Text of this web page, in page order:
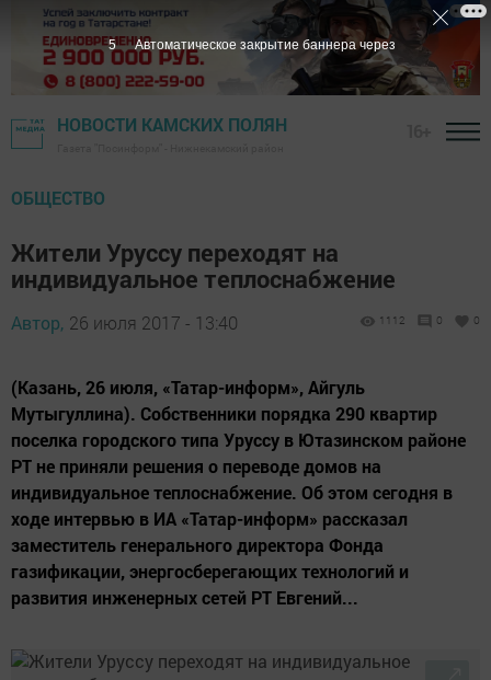
НОВОСТИ КАМСКИХ ПОЛЯН
ОБЩЕСТВО
Жители Уруссу переходят на
индивидуальное теплоснабжение
Автор, 26 июля 2017 - 13:40 1112 0 0
(Казань, 26 июля, «Татар-информ», Айгуль
Мутыгуллина). Собственники порядка 290 квартир
поселка городского типа Уруссу в Ютазинском районе
РТ не приняли решения о переводе домов на
индивидуальное теплоснабжение. Об этом сегодня в
ходе интервью в ИА «Татар-информ» рассказал
заместитель генерального директора Фонда
газификации, энергосберегающих технологий и
развития инженерных сетей РТ Евгений...
5 Автоматическое закрытие баннера через